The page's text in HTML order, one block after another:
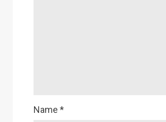
Name *